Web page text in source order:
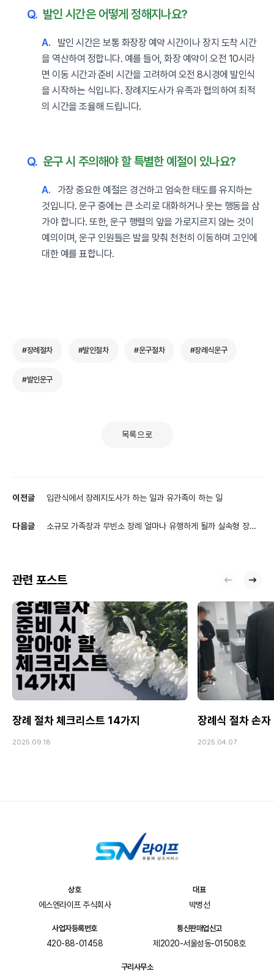
Q. 발인 시간은 어떻게 정해지나요?
A.
발인 시간은 보통 화장장 예약 시간이나 장지 도착 시간
을 역산하여 정합니다. 예를 들어, 화장 예약이 오전 10시라
면 이동 시간과 준비 시간을 고려하여 오전 8시경에 발인식
을 시작하는 식입니다. 장례지도사가 유족과 협의하여 최적
의 시간을 조율해 드립니다.
Q. 운구 시 주의해야 할 특별한 예절이 있나요?
A.
가장 중요한 예절은 경건하고 엄숙한 태도를 유지하는
것입니다. 운구 중에는 큰 소리로 대화하거나 웃는 행동을 삼
가야 합니다. 또한, 운구 행렬의 앞을 가로지르지 않는 것이
예의이며, 운구 인원들은 발을 맞춰 천천히 이동하며 고인에
대한 예를 표합니다.
#장례절차 #발인절차 #운구절차 #장례식운구
#발인운구
목록으로
이전글 입관식에서 장례지도사가 하는 일과 유가족이 하는 일
다음글
소규모 가족장과 무빈소 장례 얼마나 유행하게 될까 실속형 장례
관련 포스트
장례 절차 체크리스트 14가지
2025.09.18
장례식 절차 손
2025.04.07
상호
에스엔라이프 주식회사
대표
박병선
사업자등록번호
420-88-01458
통신판매업신고
제2020-서울성동-01508호
구리사무소